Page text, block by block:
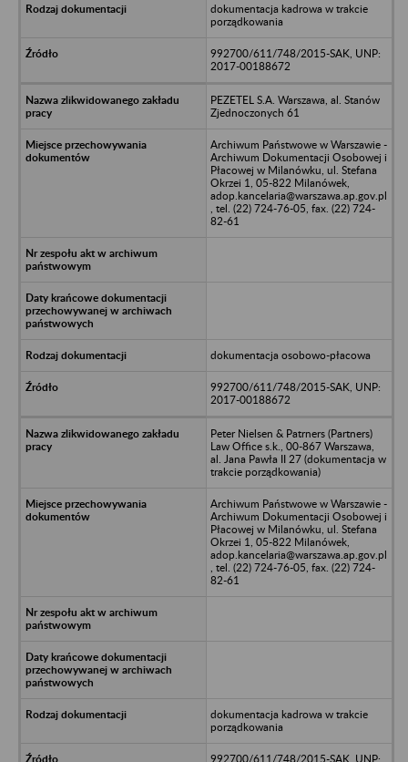
dokumentacja kadrowa w trakcie
porządkowania
992700/611/748/2015-SAK, UNP:
2017-00188672
PEZETEL S.A. Warszawa, al. Stanów
Zjednoczonych 61
Archiwum Państwowe w Warszawie -
Archiwum Dokumentacji Osobowej i
Płacowej w Milanówku, ul. Stefana
Okrzei 1, 05-822 Milanówek,
adop.kancelaria@warszawa.ap.gov.pl
, tel. (22) 724-76-05, fax. (22) 724-
82-61
dokumentacja osobowo-płacowa
992700/611/748/2015-SAK, UNP:
2017-00188672
Peter Nielsen & Patrners (Partners)
Law Office s.k., 00-867 Warszawa,
al. Jana Pawła II 27 (dokumentacja w
trakcie porządkowania)
Archiwum Państwowe w Warszawie -
Archiwum Dokumentacji Osobowej i
Płacowej w Milanówku, ul. Stefana
Okrzei 1, 05-822 Milanówek,
adop.kancelaria@warszawa.ap.gov.pl
, tel. (22) 724-76-05, fax. (22) 724-
82-61
dokumentacja kadrowa w trakcie
porządkowania
992700/611/748/2015-SAK, UNP: